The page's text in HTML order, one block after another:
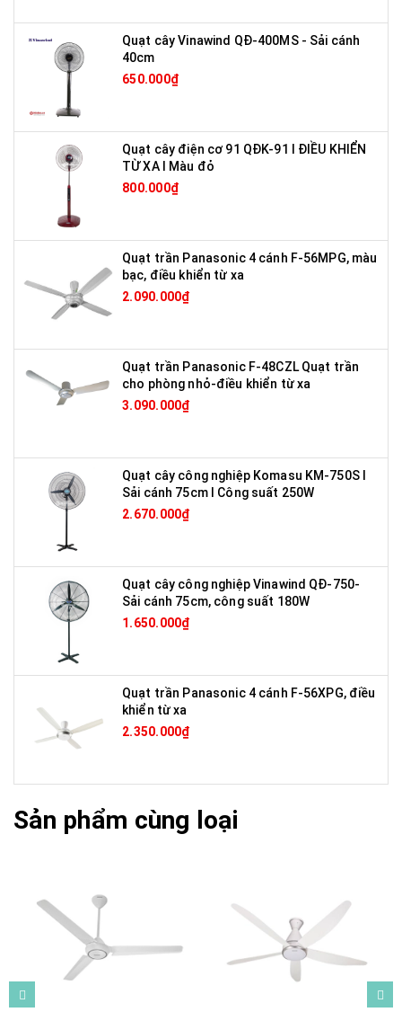
Quạt cây Vinawind QĐ-400MS - Sải cánh
40cm
650.000₫
Quạt cây điện cơ 91 QĐK-91 I ĐIỀU KHIỂN
TỪ XA I Màu đỏ
800.000₫
Quạt trần Panasonic 4 cánh F-56MPG, màu
bạc, điều khiển từ xa
2.090.000₫
Quạt trần Panasonic F-48CZL Quạt trần
cho phòng nhỏ-điều khiển từ xa
3.090.000₫
Quạt cây công nghiệp Komasu KM-750S I
Sải cánh 75cm I Công suất 250W
2.670.000₫
Quạt cây công nghiệp Vinawind QĐ-750-
Sải cánh 75cm, công suất 180W
1.650.000₫
Quạt trần Panasonic 4 cánh F-56XPG, điều
khiển từ xa
2.350.000₫
Sản phẩm cùng loại